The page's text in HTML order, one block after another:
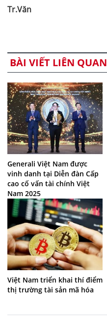
Tr.Văn
BÀI VIẾT LIÊN QUAN
Generali Việt Nam được
vinh danh tại Diễn đàn Cấp
cao cố vấn tài chính Việt
Nam 2025
Việt Nam triển khai thí điểm
thị trường tài sản mã hóa